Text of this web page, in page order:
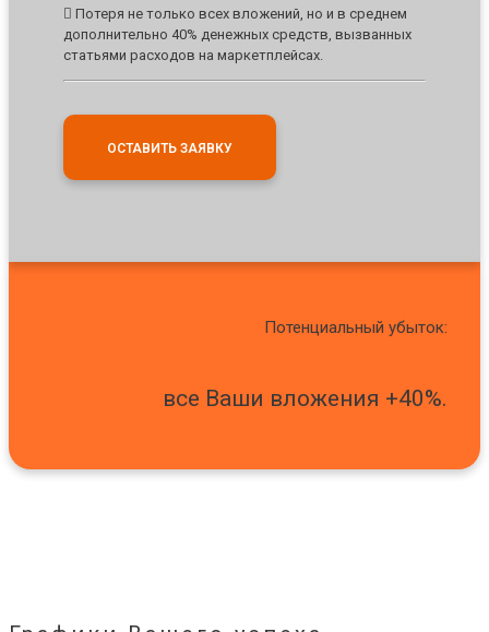
Потеря не только всех вложений, но и в среднем
дополнительно 40% денежных средств, вызванных
статьями расходов на маркетплейсах.
ОСТАВИТЬ ЗАЯВКУ
Потенциальный убыток:
все Ваши вложения +40%.